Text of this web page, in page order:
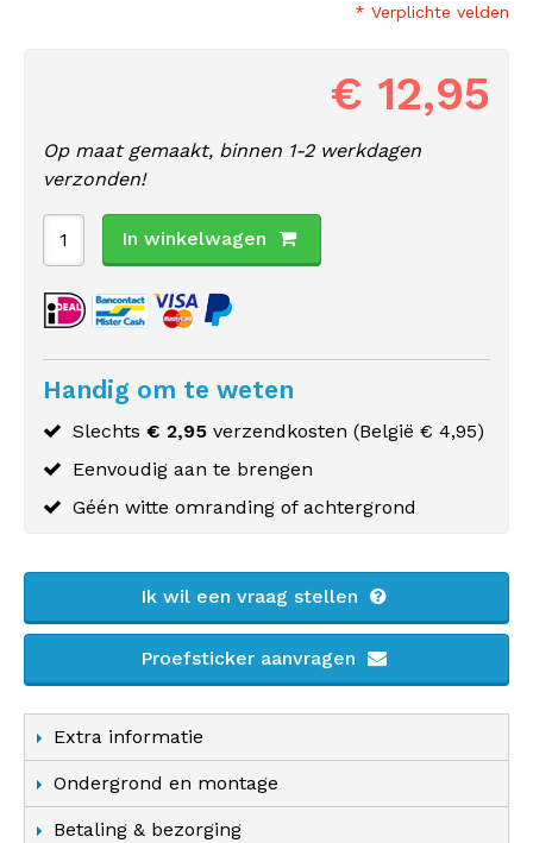
* Verplichte velden
€ 12,95
Op maat gemaakt, binnen 1-2 werkdagen
verzonden!
In winkelwagen
Handig om te weten
Slechts € 2,95 verzendkosten (België € 4,95)
Eenvoudig aan te brengen
Géén witte omranding of achtergrond
Ik wil een vraag stellen
Proefsticker aanvragen
Extra informatie
Ondergrond en montage
Betaling & bezorging